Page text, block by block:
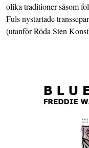
olika traditioner såsom
Fuls nystartade
(utanför Röda Sten